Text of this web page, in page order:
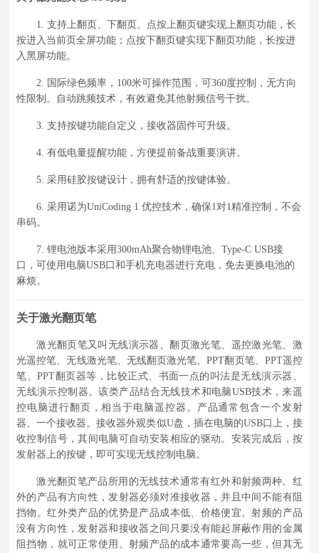
1. 支持上翻页、下翻页。点按上翻页键实现上翻页功能，长
按进入当前页全屏功能；点按下翻页键实现下翻页功能，长按进
入黑屏功能。
2. 国际绿色频率，100米可操作范围，可360度控制，无方向
性限制。自动跳频技术，有效避免其他射频信号干扰。
3. 支持按键功能自定义，接收器固件可升级。
4. 有低电量提醒功能，方便提前备战重要演讲。
5. 采用硅胶按键设计，拥有舒适的按键体验。
6. 采用诺为UniCoding 1 优控技术，确保1对1精准控制，不会
串码。
7. 锂电池版本采用300mAh聚合物锂电池、Type-C USB接
口，可使用电脑USB口和手机充电器进行充电，免去更换电池的
麻烦。
关于激光翻页笔
激光翻页笔又叫无线演示器、翻页激光笔、遥控激光笔、激
光遥控笔、无线激光笔、无线翻页激光笔、PPT翻页笔、PPT遥控
笔、PPT翻页器等，比较正式、书面一点的叫法是无线演示器、
无线演示控制器。该类产品结合无线技术和电脑USB技术，来遥
控电脑进行翻页，相当于电脑遥控器。产品通常包含一个发射
器、一个接收器。接收器外观类似U盘，插在电脑的USB口上，接
收控制信号，其间电脑可自动安装相应的驱动。安装完成后，按
发射器上的按键，即可实现无线控制电脑。
激光翻页笔产品所用的无线技术通常有红外和射频两种。红
外的产品有方向性，发射器必须对准接收器，并且中间不能有阻
挡物。红外类产品的优势是产品成本低、价格便宜。射频的产品
没有方向性，发射器和接收器之间只要没有能起屏蔽作用的金属
阻挡物，就可正常使用。射频产品的成本通常要高一些，但其无